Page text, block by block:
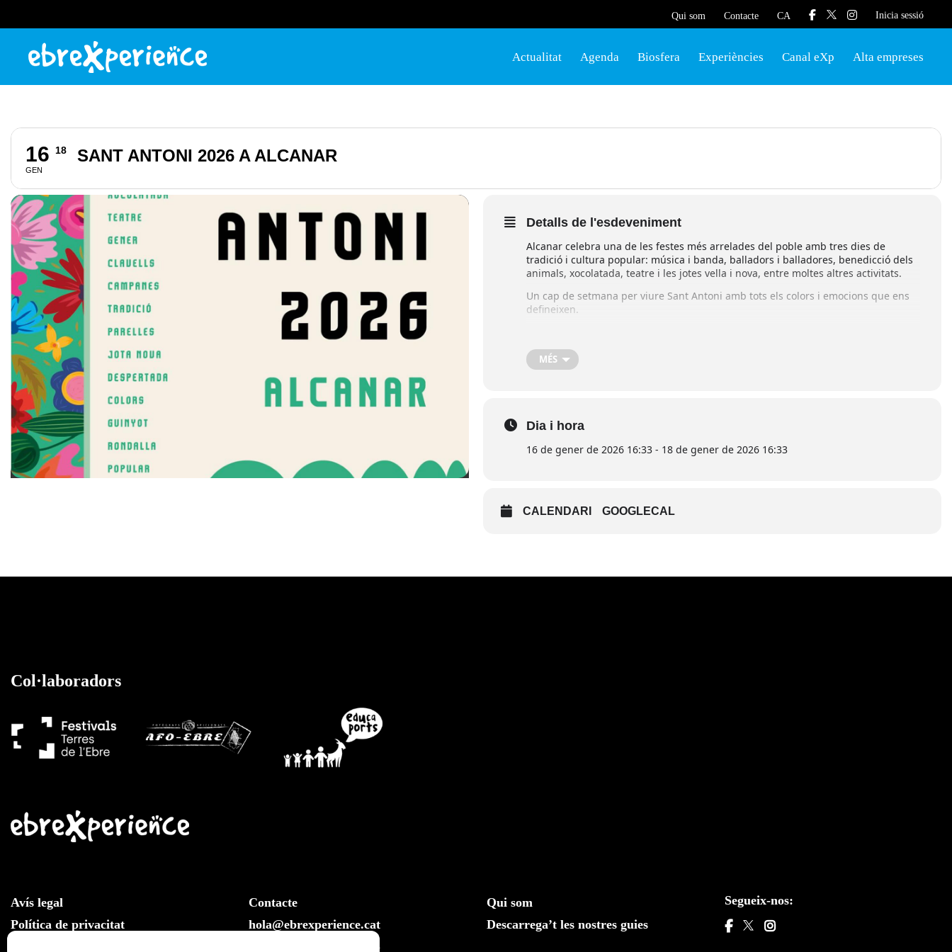
Qui som Contacte CA Inicia sessió
Actualitat Agenda Biosfera Experiències Canal eXp Alta empreses
16
GEN
18 SANT ANTONI 2026 A ALCANAR
Detalls de l'esdeveniment
Alcanar celebra una de les festes més arrelades del poble amb tres dies de
tradició i cultura popular: música i banda, balladors i balladores, benedicció dels
animals, xocolatada, teatre i les jotes vella i nova, entre moltes altres activitats.
Un cap de setmana per viure Sant Antoni amb tots els colors i emocions que ens
defineixen.
MÉS
Dia i hora
16 de gener de 2026 16:33 - 18 de gener de 2026 16:33
CALENDARI GOOGLECAL
Col·laboradors
Avís legal
Política de privacitat
Contacte
hola@ebrexperience.cat
610 20 33 25
Qui som
Descarrega’t les nostres guies
Segueix-nos: